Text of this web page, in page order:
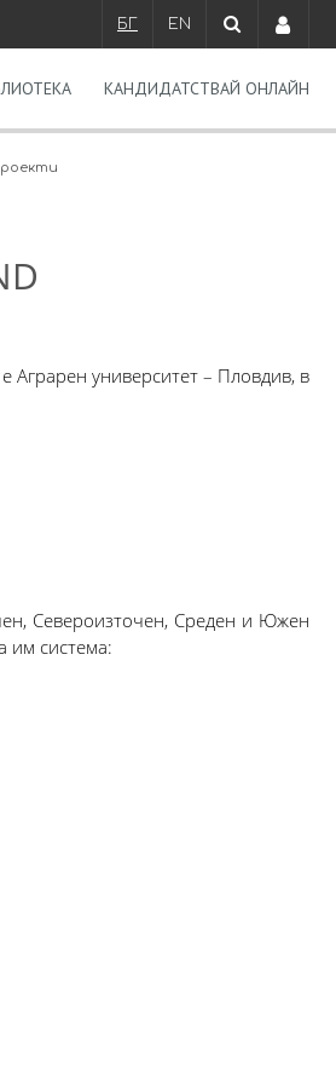
БГ EN
КАНДИДАТСТВАЙ ОНЛАЙН
Аграрен университет – Пловдив, в
Североизточен, Среден и Южен
им система: